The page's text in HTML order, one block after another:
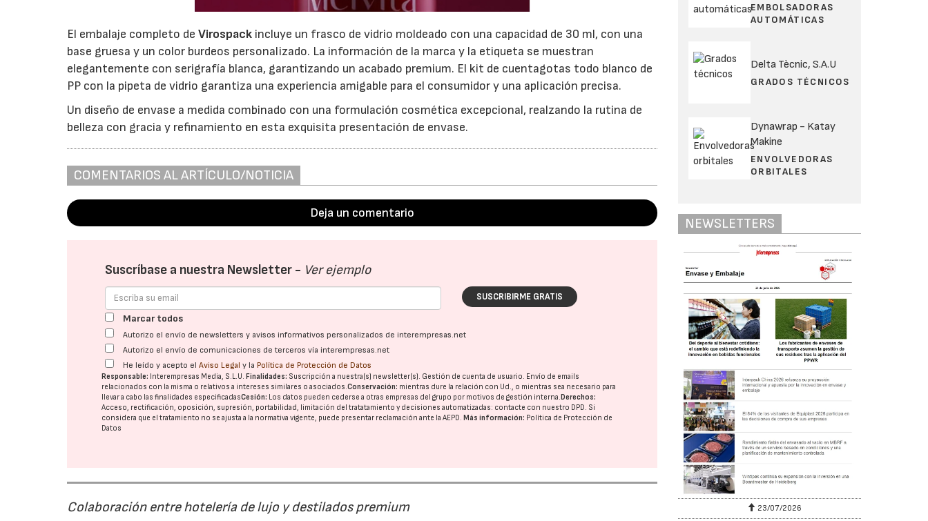
El embalaje completo deVirospack incluye un frasco de vidrio moldeado con una capacidad de 30 ml, con una
base gruesa y un color burdeos personalizado. La información de la marca y la etiqueta se muestran
elegantemente con serigrafía blanca, garantizando un acabado premium. El kit de cuentagotas todo blanco de
PP con la pipeta de vidrio garantiza una experiencia amigable para el consumidor y una aplicación precisa.
Un diseño de envase a medida combinado con una formulación cosmética excepcional, realzando la rutina de
belleza con gracia y refinamiento en esta exquisita presentación de envase.
COMENTARIOS AL ARTÍCULO/NOTICIA
Deja un comentario
Suscríbase a nuestra Newsletter - Ver ejemplo
SUSCRIBIRME GRATIS
Marcar todos
Autorizo el envío de newsletters y avisos informativos personalizados de interempresas.net
Autorizo el envío de comunicaciones de terceros vía interempresas.net
He leído y acepto elAviso Legal y la Política de Protección de Datos
Responsable: Interempresas Media, S.L.U.Finalidades: Suscripción a nuestra(s) newsletter(s). Gestión de cuenta de usuario. Envío de emails
relacionados con la misma o relativos a intereses similares o asociados.Conservación: mientras dure la relación con Ud., o mientras sea necesario para
llevar a cabo las finalidades especificadasCesión: Los datos pueden cederse a otras empresas del grupo por motivos de gestión interna.Derechos:
Acceso, rectificación, oposición, supresión, portabilidad, limitación del tratatamiento y decisiones automatizadas: contacte con nuestro DPD. Si
considera que el tratamiento no se ajusta a la normativa vigente, puede presentar reclamación ante laAEPD.Más información: Política de Protección de
Datos
Colaboración entre hotelería de lujo y destilados premium
EMBOLSADORAS
AUTOMÁTICAS
Delta Tècnic, S.A.U
GRADOS TÉCNICOS
Dynawrap - Katay
Makine
ENVOLVEDORAS
ORBITALES
NEWSLETTERS
23/07/2026 23/07/2026